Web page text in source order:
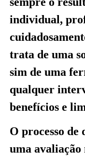
individual,
trata de uma
sim de uma
qualquer
benefícios e
O processo de
uma avaliação